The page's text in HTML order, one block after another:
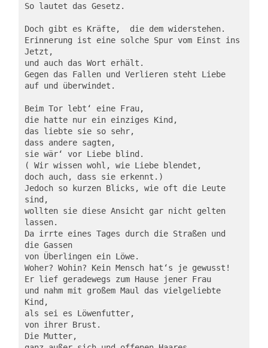
So lautet das Gesetz.
Doch gibt es Kräfte,  die dem widerstehen.
Erinnerung ist eine solche Spur vom Einst ins
Jetzt,
und auch das Wort erhält.
Gegen das Fallen und Verlieren steht Liebe
auf und überwindet.
Beim Tor lebt‘ eine Frau,
die hatte nur ein einziges Kind,
das liebte sie so sehr,
dass andere sagten,
sie wär‘ vor Liebe blind.
( Wir wissen wohl, wie Liebe blendet,
doch auch, dass sie erkennt.)
Jedoch so kurzen Blicks, wie oft die Leute
sind,
wollten sie diese Ansicht gar nicht gelten
lassen.
Da irrte eines Tages durch die Straßen und
die Gassen
von Überlingen ein Löwe.
Woher? Wohin? Kein Mensch hat‘s je gewusst!
Er lief geradewegs zum Hause jener Frau
und nahm mit großem Maul das vielgeliebte
Kind,
als sei es Löwenfutter,
von ihrer Brust.
Die Mutter,